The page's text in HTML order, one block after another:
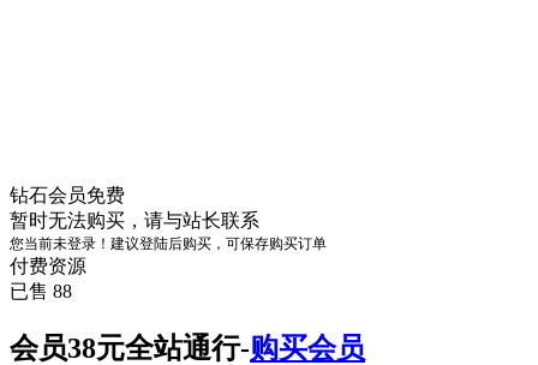
钻石会员免费
暂时无法购买，请与站长联系
您当前未登录！建议登陆后购买，可保存购买订单
付费资源
已售 88
会员38元全站通行-购买会员